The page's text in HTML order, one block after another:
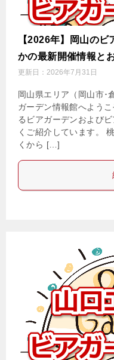
【2026年】岡山の
かの最新開催情報と
更新日： 2026年7月31日
岡山県エリア（岡山市･
ガーデン情報館へよう
るビアガーデンおよび
くご紹介しています。
くから […]